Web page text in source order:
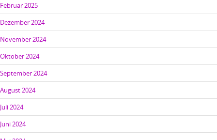
Februar 2025
Dezember 2024
November 2024
Oktober 2024
September 2024
August 2024
Juli 2024
Juni 2024